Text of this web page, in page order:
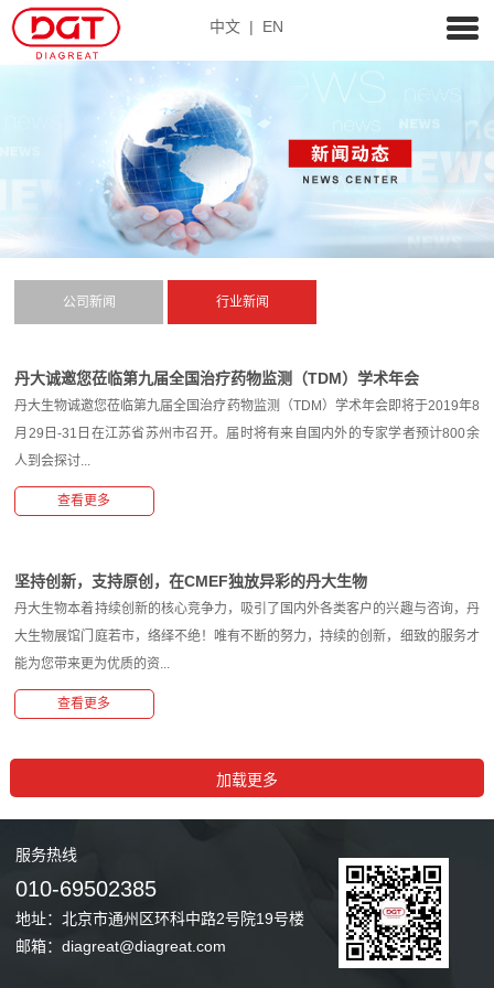
中文 | EN
公司新闻 行业新闻
丹大诚邀您莅临第九届全国治疗药物监测（TDM）学术年会
丹大生物诚邀您莅临第九届全国治疗药物监测（TDM）学术年会即将于2019年8
月29日-31日在江苏省苏州市召开。届时将有来自国内外的专家学者预计800余
人到会探讨...
查看更多
坚持创新，支持原创，在CMEF独放异彩的丹大生物
丹大生物本着持续创新的核心竞争力，吸引了国内外各类客户的兴趣与咨询，丹
大生物展馆门庭若市，络绎不绝！唯有不断的努力，持续的创新，细致的服务才
能为您带来更为优质的资...
查看更多
服务热线
010-69502385
地址：北京市通州区环科中路2号院19号楼
邮箱：diagreat@diagreat.com